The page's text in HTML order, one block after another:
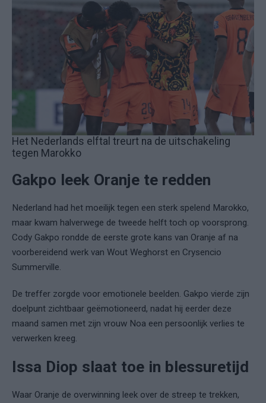
Het Nederlands elftal treurt na de uitschakeling
tegen Marokko
Gakpo leek Oranje te redden
Nederland had het moeilijk tegen een sterk spelend Marokko,
maar kwam halverwege de tweede helft toch op voorsprong.
Cody Gakpo rondde de eerste grote kans van Oranje af na
voorbereidend werk van Wout Weghorst en Crysencio
Summerville.
De treffer zorgde voor emotionele beelden. Gakpo vierde zijn
doelpunt zichtbaar geëmotioneerd, nadat hij eerder deze
maand samen met zijn vrouw Noa een persoonlijk verlies te
verwerken kreeg.
Issa Diop slaat toe in blessuretijd
Waar Oranje de overwinning leek over de streep te trekken,